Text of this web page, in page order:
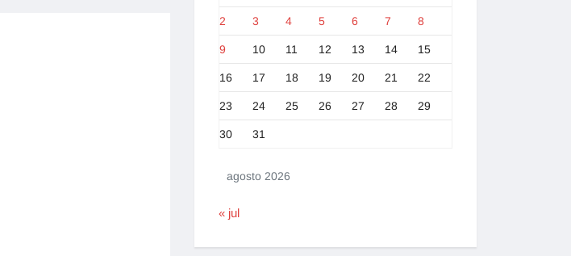
agosto 2026
2 3 4 5 6 7 8
9 10 11 12 13 14 15
16 17 18 19 20 21 22
23 24 25 26 27 28 29
30 31
« jul